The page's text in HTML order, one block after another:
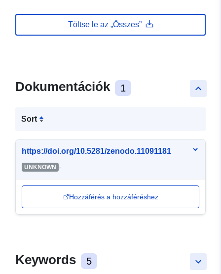
Töltse le az „Összes”
keyboard_arrow_up
Dokumentációk 1
Sort
https://doi.org/10.5281/zenodo.11091181
UNKNOWN -
Hozzáférés a hozzáféréshez
keyboard_arrow_down
Keywords 5